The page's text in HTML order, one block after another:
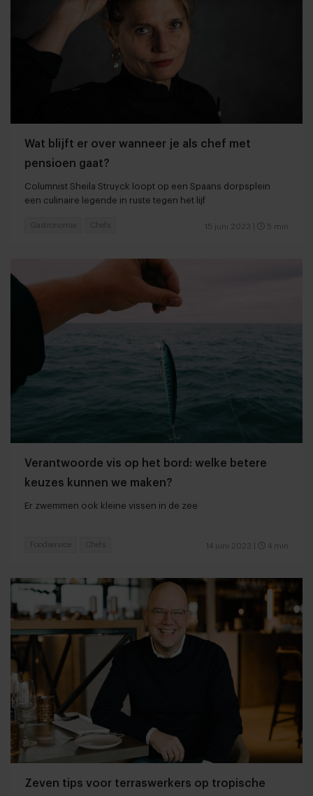
Wat blijft er over wanneer je als chef met
pensioen gaat?
Columnist Sheila Struyck loopt op een Spaans dorpsplein
een culinaire legende in ruste tegen het lijf
15 juni 2023 5 min
Gastronomie Chefs
Verantwoorde vis op het bord: welke betere
keuzes kunnen we maken?
Er zwemmen ook kleine vissen in de zee
14 juni 2023 4 min
Foodservice Chefs
Zeven tips voor terraswerkers op tropische